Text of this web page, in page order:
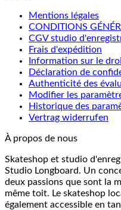
Mentions légales
CONDITIONS
CGV studio
Frais d'expédition
Information sur le
Déclaration de
Authenticité des
Modifier les
Historique des
Vertrag widerrufen
À propos de nous
Skateshop et studio
Studio Longboard. Un
deux passions que sont la
même toit. Le skateshop
également accessible en